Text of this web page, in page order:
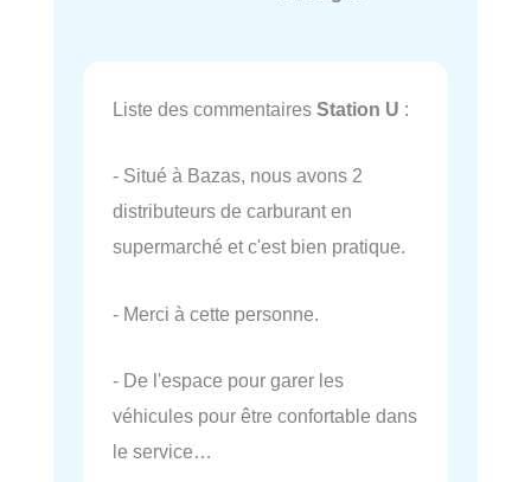
Liste des commentaires Station U :
- Situé à Bazas, nous avons 2
distributeurs de carburant en
supermarché et c'est bien pratique.
- Merci à cette personne.
- De l'espace pour garer les
véhicules pour être confortable dans
le service…